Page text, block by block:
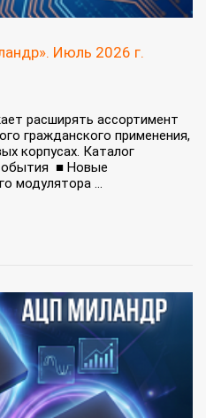
Июль 2026 г.
расширять ассортимент
гражданского применения,
корпусах. Каталог
■ Новые
модулятора ...